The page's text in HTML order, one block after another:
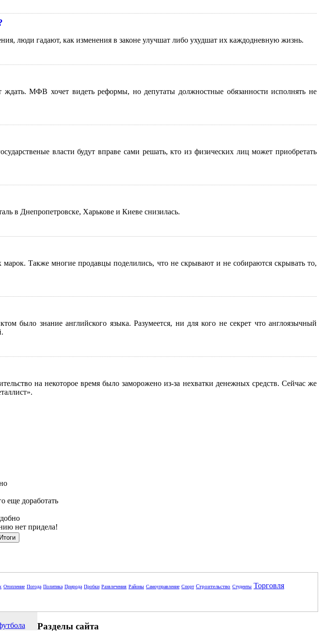
люди гадают, как изменения в законе улучшат либо ухудшат их каждодневную жизнь.
МФВ хочет видеть реформы, но депутаты должностные обязанности исполнять не
власти будут вправе сами решать, кто из физических лиц может приобретать
в Днепропетровске, Харькове и Киеве снизилась.
Также многие продавцы поделились, что не скрывают и не собираются скрывать то,
было знание английского языка. Разумеется, ни для кого не секрет что англоязычный
на некоторое время было заморожено из-за нехватки денежных средств. Сейчас же
еще доработать
нет придела!
Отопление Погода Политика Природа Пробки Развлечения Районы Самоуправление Спорт Строительство Студенты Торговля
Разделы сайта